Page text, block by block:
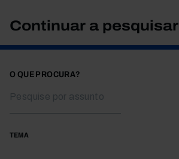
Continuar a pesquisar
O QUE PROCURA?
TEMA